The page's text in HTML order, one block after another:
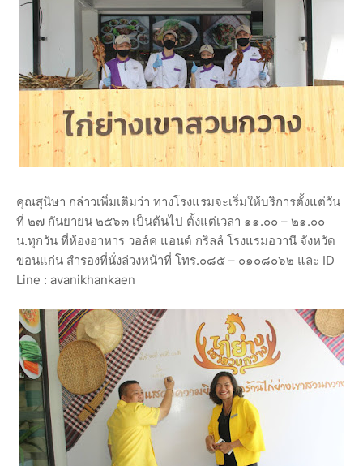
คุณสุนิษา กล่าวเพิ่มเติมว่า ทางโรงแรมจะเริ่มให้บริการตั้งแต่วัน
ที่ ๒๗ กันยายน ๒๕๖๓ เป็นต้นไป ตั้งแต่เวลา ๑๑.๐๐ – ๒๑.๐๐
น.ทุกวัน ที่ห้องอาหาร วอล์ค แอนด์ กริลล์ โรงแรมอวานี จังหวัด
ขอนแก่น สำรองที่นั่งล่วงหน้าที่ โทร.๐๘๕ – ๐๑๐๘๐๖๒ และ ID
Line : avanikhankaen